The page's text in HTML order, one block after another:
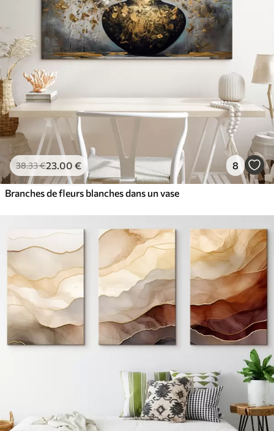
38.33€23 .00 € 8
Branches de fleurs blanches dans un vase